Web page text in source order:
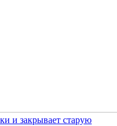
и закрывает старую